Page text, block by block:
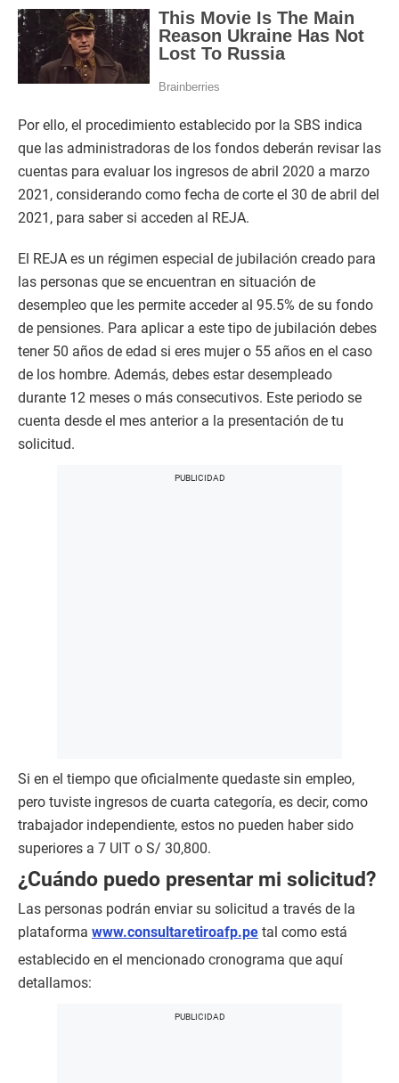
Por ello, el procedimiento establecido por la SBS indica
que las administradoras de los fondos deberán revisar las
cuentas para evaluar los ingresos de abril 2020 a marzo
2021, considerando como fecha de corte el 30 de abril del
2021, para saber si acceden al REJA.
El REJA es un régimen especial de jubilación creado para
las personas que se encuentran en situación de
desempleo que les permite acceder al 95.5% de su fondo
de pensiones. Para aplicar a este tipo de jubilación debes
tener 50 años de edad si eres mujer o 55 años en el caso
de los hombre. Además, debes estar desempleado
durante 12 meses o más consecutivos. Este periodo se
cuenta desde el mes anterior a la presentación de tu
solicitud.
Si en el tiempo que oficialmente quedaste sin empleo,
pero tuviste ingresos de cuarta categoría, es decir, como
trabajador independiente, estos no pueden haber sido
superiores a 7 UIT o S/ 30,800.
¿Cuándo puedo presentar mi solicitud?
Las personas podrán enviar su solicitud a través de la
plataforma www.consultaretiroafp.pe tal como está
establecido en el mencionado cronograma que aquí
detallamos: